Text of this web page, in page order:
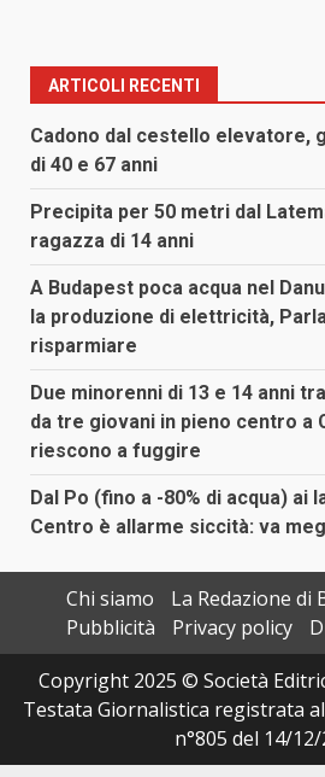
ARTICOLI RECENTI
Cadono dal cestello elevatore,
di 40 e 67 anni
Precipita per 50 metri dal
ragazza di 14 anni
A Budapest poca acqua nel
la produzione di elettricità,
risparmiare
Due minorenni di 13 e 14 anni
da tre giovani in pieno centro a
riescono a fuggire
Dal Po (fino a -80% di acqua) ai
Centro è allarme siccità: va
Chi siamo
La Redazione di
Pubblicità
Privacy policy
Copyright 2025 © Società
Testata Giornalistica registrata
n°805 del 14/12/